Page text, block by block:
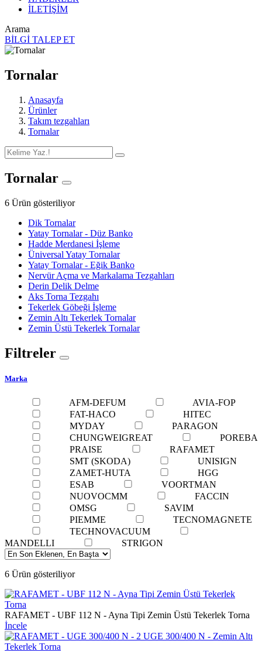
İLETİŞİM
Arama
BİLGİ TALEP ET
Tornalar
Anasayfa
Ürünler
Takım tezgahları
Tornalar
Tornalar
6 Ürün gösteriliyor
Dik Tornalar
Yatay Tornalar - Düz Banko
Hadde Merdanesi İşleme
Üniversal Yatay Tornalar
Yatay Tornalar - Eğik Banko
Nervür Açma ve Markalama Tezgahları
Derin Delik Delme
Aks Torna Tezgahı
Tekerlek Göbeği İşleme
Zemin Altı Tekerlek Tornalar
Zemin Üstü Tekerlek Tornalar
Filtreler
Marka
AFM-DEFUM
AVIA-FOP
FAT-HACO
HITEC
MYDAY
PARAGON
CHUNGWEIGREAT
POREBA
PRAISE
RAFAMET
SMT (SKODA)
UNISIGN
ZAMET-HUTA
HGG
ESAB
VOORTMAN
NUOVOCMM
FACCIN
OMSG
SAVIM
PIEMME
TECNOMAGNETE
TECHNOVACUUM
MANDELLI
STRIGON
6 Ürün gösteriliyor
RAFAMET - UBF 112 N - Ayna Tipi Zemin Üstü Tekerlek Torna
İncele